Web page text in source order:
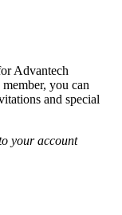
Advantech
you can
and special
your account